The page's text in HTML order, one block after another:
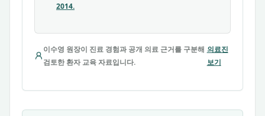
2014.
이수영 원장이 진료 경험과 공개 의료 근거를 구분해
검토한 환자 교육 자료입니다.
의료진
보기